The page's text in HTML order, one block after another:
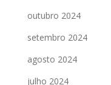
outubro 2024
setembro 2024
agosto 2024
julho 2024